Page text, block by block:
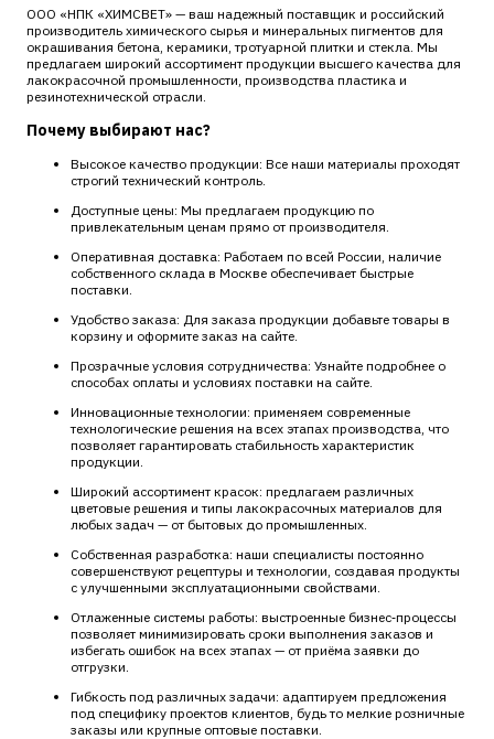
ООО «НПК «ХИМСВЕТ» — ваш надежный поставщик и российский
производитель химического сырья и минеральных пигментов для
окрашивания бетона, керамики, тротуарной плитки и стекла. Мы
предлагаем широкий ассортимент продукции высшего качества для
лакокрасочной промышленности, производства пластика и
резинотехнической отрасли.
Почему выбирают нас?
Высокое качество продукции: Все наши материалы проходят
строгий технический контроль.
Доступные цены: Мы предлагаем продукцию по
привлекательным ценам прямо от производителя.
Оперативная доставка: Работаем по всей России, наличие
собственного склада в Москве обеспечивает быстрые
поставки.
Удобство заказа: Для заказа продукции добавьте товары в
корзину и оформите заказ на сайте.
Прозрачные условия сотрудничества: Узнайте подробнее о
способах оплаты и условиях поставки на сайте.
Инновационные технологии: применяем современные
технологические решения на всех этапах производства, что
позволяет гарантировать стабильность характеристик
продукции.
Широкий ассортимент красок: предлагаем различных
цветовые решения и типы лакокрасочных материалов для
любых задач — от бытовых до промышленных.
Собственная разработка: наши специалисты постоянно
совершенствуют рецептуры и технологии, создавая продукты
с улучшенными эксплуатационными свойствами.
Отлаженные системы работы: выстроенные бизнес‑процессы
позволяет минимизировать сроки выполнения заказов и
избегать ошибок на всех этапах — от приёма заявки до
отгрузки.
Гибкость под различных задачи: адаптируем предложения
под специфику проектов клиентов, будь то мелкие розничные
заказы или крупные оптовые поставки.